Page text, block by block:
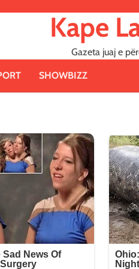
Kape
Gazeta juaj e
SHOWBIZZ